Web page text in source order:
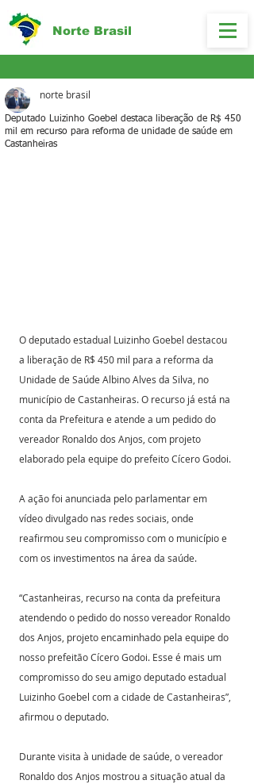
Norte Brasil
Deputado Luizinho Goebel destaca liberação de R$ 450
mil em recurso para reforma de unidade de saúde em
Castanheiras
norte brasil
O deputado estadual Luizinho Goebel destacou
a liberação de R$ 450 mil para a reforma da
Unidade de Saúde Albino Alves da Silva, no
município de Castanheiras. O recurso já está na
conta da Prefeitura e atende a um pedido do
vereador Ronaldo dos Anjos, com projeto
elaborado pela equipe do prefeito Cícero Godoi.
A ação foi anunciada pelo parlamentar em
vídeo divulgado nas redes sociais, onde
reafirmou seu compromisso com o município e
com os investimentos na área da saúde.
“Castanheiras, recurso na conta da prefeitura
atendendo o pedido do nosso vereador Ronaldo
dos Anjos, projeto encaminhado pela equipe do
nosso prefeitão Cícero Godoi. Esse é mais um
compromisso do seu amigo deputado estadual
Luizinho Goebel com a cidade de Castanheiras”,
afirmou o deputado.
Durante visita à unidade de saúde, o vereador
Ronaldo dos Anjos mostrou a situação atual da